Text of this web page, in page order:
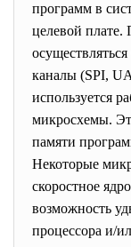
программ в
целевой
каналы (SPI,
используется
микросхемы.
памяти
Некоторые
скоростное
возможность
процессора и/